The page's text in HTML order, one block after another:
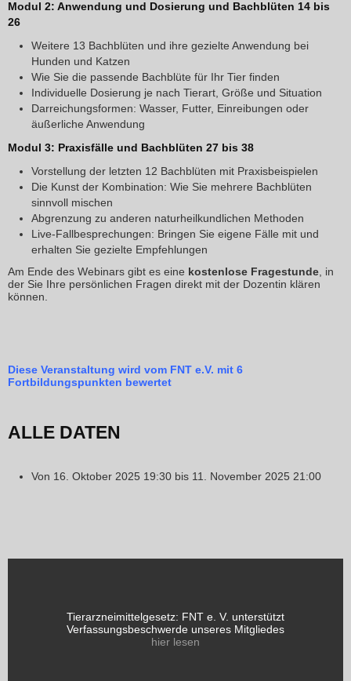
Modul 2: Anwendung und Dosierung und Bachblüten 14 bis
26
Weitere 13 Bachblüten und ihre gezielte Anwendung bei
Hunden und Katzen
Wie Sie die passende Bachblüte für Ihr Tier finden
Individuelle Dosierung je nach Tierart, Größe und Situation
Darreichungsformen: Wasser, Futter, Einreibungen oder
äußerliche Anwendung
Modul 3: Praxisfälle und Bachblüten 27 bis 38
Vorstellung der letzten 12 Bachblüten mit Praxisbeispielen
Die Kunst der Kombination: Wie Sie mehrere Bachblüten
sinnvoll mischen
Abgrenzung zu anderen naturheilkundlichen Methoden
Live-Fallbesprechungen: Bringen Sie eigene Fälle mit und
erhalten Sie gezielte Empfehlungen
Am Ende des Webinars gibt es eine kostenlose Fragestunde , in
der Sie Ihre persönlichen Fragen direkt mit der Dozentin klären
können.
Diese Veranstaltung wird vom FNT e.V. mit 6
Fortbildungspunkten bewertet
ALLE DATEN
Von 16. Oktober 2025 19:30 bis 11. November 2025 21:00
Tierarzneimittelgesetz: FNT e. V. unterstützt
Verfassungsbeschwerde unseres Mitgliedes
hier lesen